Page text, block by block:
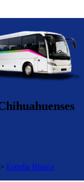
> Estrella Blanca